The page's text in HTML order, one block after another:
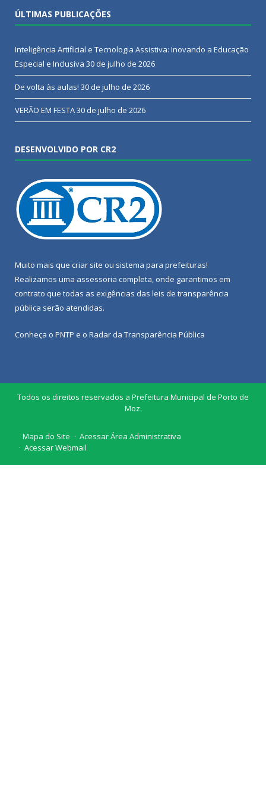
ÚLTIMAS PUBLICAÇÕES
Inteligência Artificial e Tecnologia Assistiva: Inovando a Educação
Especial e Inclusiva 30 de julho de 2026
De volta às aulas! 30 de julho de 2026
VERÃO EM FESTA30 de julho de 2026
DESENVOLVIDO POR CR2
Muito mais que criar site ou sistema para prefeituras!
Realizamos uma assessoria completa, onde garantimos em
contrato que todas as exigências das leis de transparência
pública serão atendidas.
Conheça o PNTP e o Radar da Transparência Pública
Todos os direitos reservados a Prefeitura Municipal de Porto de
Moz.
Mapa do Site
Acessar Área Administrativa
Acessar Webmail